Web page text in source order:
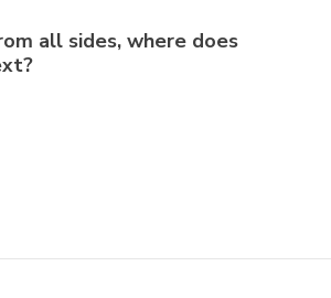
all sides, where does